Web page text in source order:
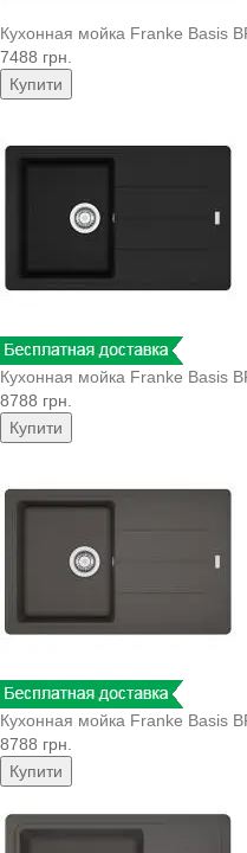
Кухонная мойка Franke Basis
7488 грн.
Купити
Кухонная мойка Franke Basis
8788 грн.
Купити
Кухонная мойка Franke Basis
8788 грн.
Купити